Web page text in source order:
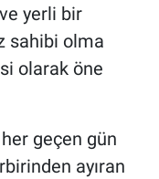
yerli bir
sahibi olma
olarak öne
geçen gün
ayıran